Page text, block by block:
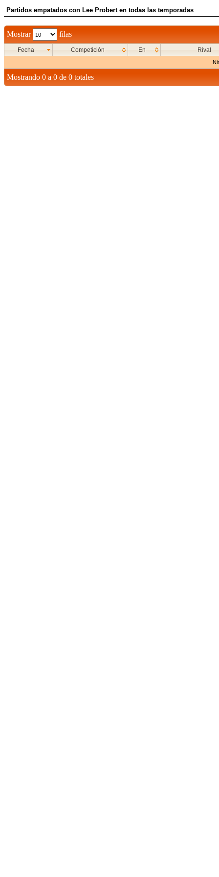
Partidos empatados con Lee Probert en todas las temporadas
Mostrar filas
Fecha Competición En Rival
Mostrando 0 a 0 de 0 totales